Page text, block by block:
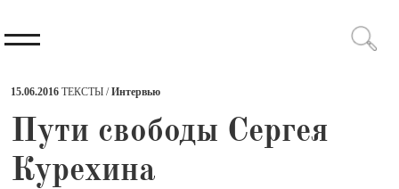
15.06.2016 ТЕКСТЫ /Интервью
​Пути свободы Сергея
Курехина